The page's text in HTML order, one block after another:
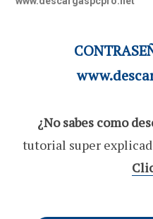
¿No sabes como
tutorial super